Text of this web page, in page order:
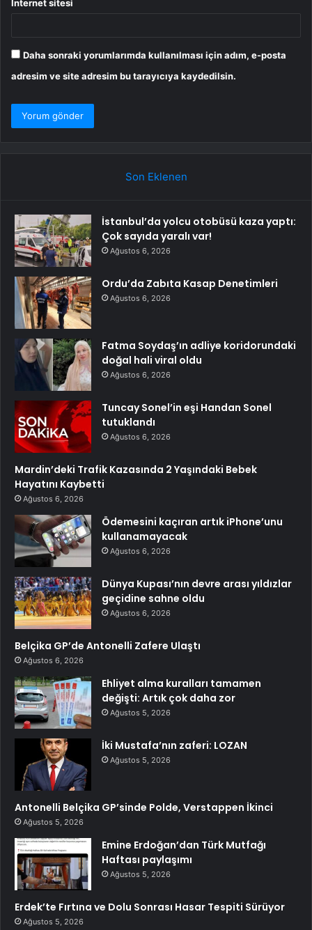
İnternet sitesi
Daha sonraki yorumlarımda kullanılması için adım, e-posta
adresim ve site adresim bu tarayıcıya kaydedilsin.
Son Eklenen
İstanbul’da yolcu otobüsü kaza yaptı:
Çok sayıda yaralı var!
Ağustos 6, 2026
Ordu’da Zabıta Kasap Denetimleri
Ağustos 6, 2026
Fatma Soydaş’ın adliye koridorundaki
doğal hali viral oldu
Ağustos 6, 2026
Tuncay Sonel’in eşi Handan Sonel
tutuklandı
Ağustos 6, 2026
Mardin’deki Trafik Kazasında 2 Yaşındaki Bebek
Hayatını Kaybetti
Ağustos 6, 2026
Ödemesini kaçıran artık iPhone’unu
kullanamayacak
Ağustos 6, 2026
Dünya Kupası’nın devre arası yıldızlar
geçidine sahne oldu
Ağustos 6, 2026
Belçika GP’de Antonelli Zafere Ulaştı
Ağustos 6, 2026
Ehliyet alma kuralları tamamen
değişti: Artık çok daha zor
Ağustos 5, 2026
İki Mustafa’nın zaferi: LOZAN
Ağustos 5, 2026
Antonelli Belçika GP’sinde Polde, Verstappen İkinci
Ağustos 5, 2026
Emine Erdoğan’dan Türk Mutfağı
Haftası paylaşımı
Ağustos 5, 2026
Erdek’te Fırtına ve Dolu Sonrası Hasar Tespiti Sürüyor
Ağustos 5, 2026